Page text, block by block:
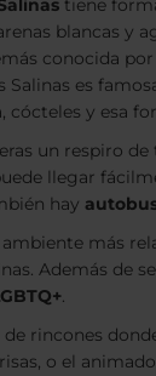
tiene
blancas y
conocida por
Salinas es
cócteles y esa
un respiro
llegar
hay
más
Además de
.
de rincones
o el